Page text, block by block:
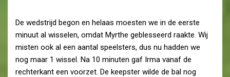
De wedstrijd begon en helaas moesten we in de eerste
minuut al wisselen, omdat Myrthe geblesseerd raakte. Wij
misten ook al een aantal speelsters, dus nu hadden we
nog maar 1 wissel. Na 10 minuten gaf Irma vanaf de
rechterkant een voorzet. De keepster wilde de bal nog